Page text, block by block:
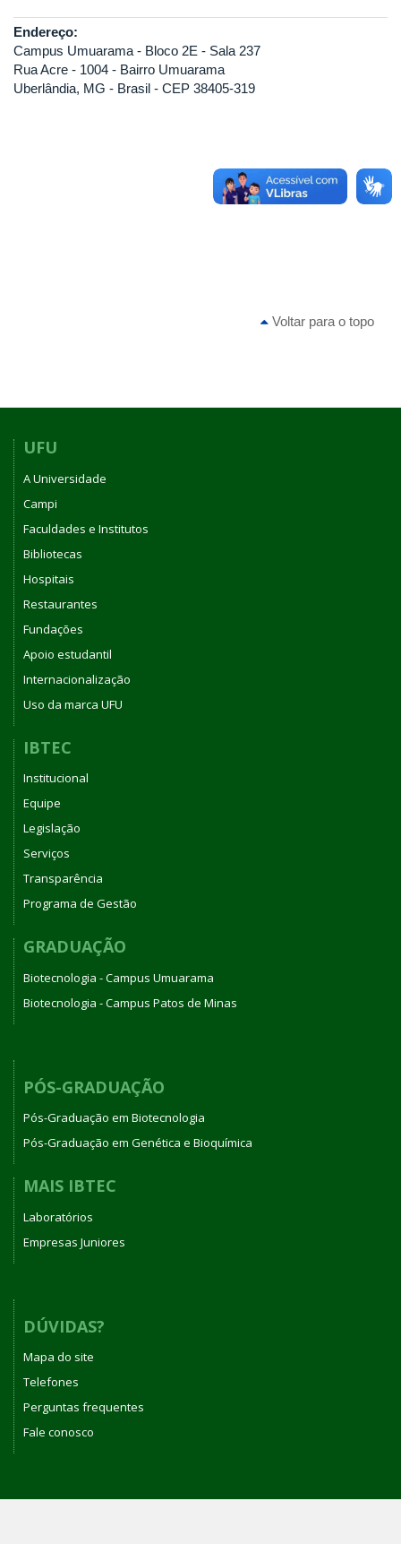
Endereço:
Campus Umuarama - Bloco 2E - Sala 237
Rua Acre - 1004 - Bairro Umuarama
Uberlândia, MG - Brasil - CEP 38405-319
Voltar para o topo
UFU
A Universidade
Campi
Faculdades e Institutos
Bibliotecas
Hospitais
Restaurantes
Fundações
Apoio estudantil
Internacionalização
Uso da marca UFU
IBTEC
Institucional
Equipe
Legislação
Serviços
Transparência
Programa de Gestão
GRADUAÇÃO
Biotecnologia - Campus Umuarama
Biotecnologia - Campus Patos de Minas
PÓS-GRADUAÇÃO
Pós-Graduação em Biotecnologia
Pós-Graduação em Genética e Bioquímica
MAIS IBTEC
Laboratórios
Empresas Juniores
DÚVIDAS?
Mapa do site
Telefones
Perguntas frequentes
Fale conosco